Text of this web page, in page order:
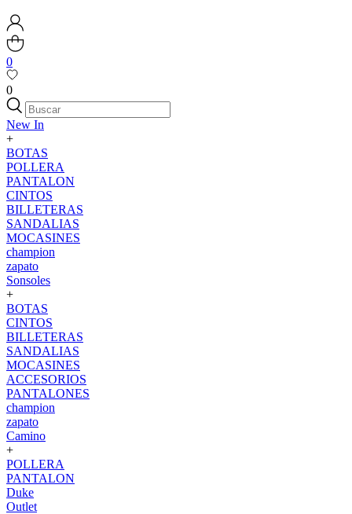
0
0
New In
+
BOTAS
POLLERA
PANTALON
CINTOS
BILLETERAS
SANDALIAS
MOCASINES
champion
zapato
Sonsoles
+
BOTAS
CINTOS
BILLETERAS
SANDALIAS
MOCASINES
ACCESORIOS
PANTALONES
champion
zapato
Camino
+
POLLERA
PANTALON
Duke
Outlet